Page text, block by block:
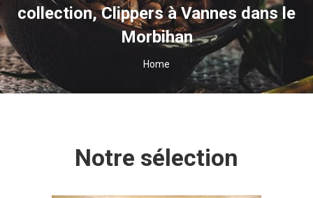
collection, Clippers à Vannes dans le
Morbihan
You are here:
Home
Notre sélection